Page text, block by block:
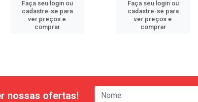
Faça seu login ou
cadastre-se para
ver preços e
comprar
Faça seu login ou
cadastre-se para
ver preços e
comprar
nossas ofertas!